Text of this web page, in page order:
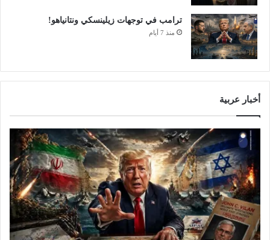
ت
غ
ي
ر
م
ل
م
ص
د
ر
ترامب في توجهات زيلينسكي ونتانياهو!
منذ 7 أيام
أخبار عربية